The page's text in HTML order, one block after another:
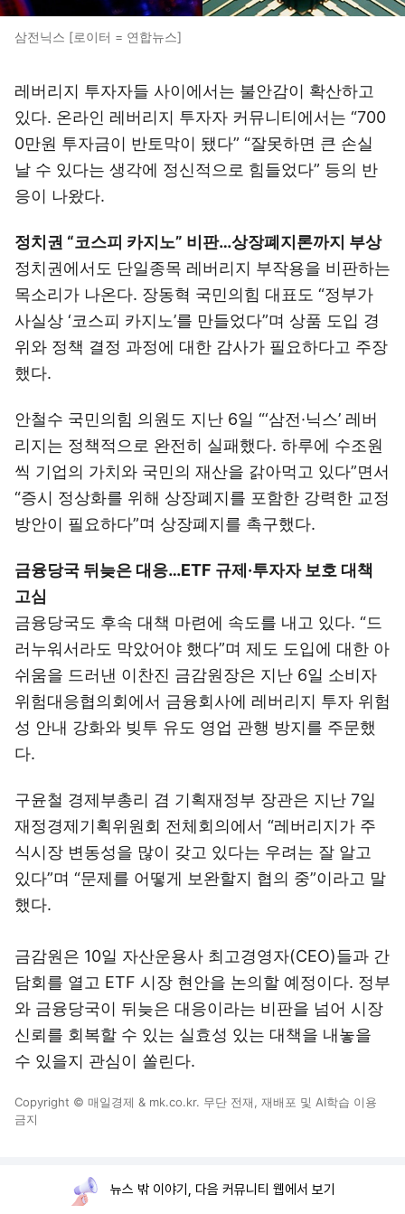
삼전닉스 [로이터 = 연합뉴스]
레버리지 투자자들 사이에서는 불안감이 확산하고
있다. 온라인 레버리지 투자자 커뮤니티에서는 “700
0만원 투자금이 반토막이 됐다” “잘못하면 큰 손실
날 수 있다는 생각에 정신적으로 힘들었다” 등의 반
응이 나왔다.
정치권 “코스피 카지노” 비판…상장폐지론까지 부상
정치권에서도 단일종목 레버리지 부작용을 비판하는
목소리가 나온다. 장동혁 국민의힘 대표도 “정부가
사실상 ‘코스피 카지노’를 만들었다”며 상품 도입 경
위와 정책 결정 과정에 대한 감사가 필요하다고 주장
했다.
안철수 국민의힘 의원도 지난 6일 “‘삼전·닉스’ 레버
리지는 정책적으로 완전히 실패했다. 하루에 수조원
씩 기업의 가치와 국민의 재산을 갉아먹고 있다”면서
“증시 정상화를 위해 상장폐지를 포함한 강력한 교정
방안이 필요하다”며 상장폐지를 촉구했다.
금융당국 뒤늦은 대응…ETF 규제·투자자 보호 대책
고심
금융당국도 후속 대책 마련에 속도를 내고 있다. “드
러누워서라도 막았어야 했다”며 제도 도입에 대한 아
쉬움을 드러낸 이찬진 금감원장은 지난 6일 소비자
위험대응협의회에서 금융회사에 레버리지 투자 위험
성 안내 강화와 빚투 유도 영업 관행 방지를 주문했
다.
구윤철 경제부총리 겸 기획재정부 장관은 지난 7일
재정경제기획위원회 전체회의에서 “레버리지가 주
식시장 변동성을 많이 갖고 있다는 우려는 잘 알고
있다”며 “문제를 어떻게 보완할지 협의 중”이라고 말
했다.
금감원은 10일 자산운용사 최고경영자(CEO)들과 간
담회를 열고 ETF 시장 현안을 논의할 예정이다. 정부
와 금융당국이 뒤늦은 대응이라는 비판을 넘어 시장
신뢰를 회복할 수 있는 실효성 있는 대책을 내놓을
수 있을지 관심이 쏠린다.
Copyright © 매일경제 & mk.co.kr. 무단 전재, 재배포 및 AI학습 이용
금지
뉴스 밖 이야기, 다음 커뮤니티 웹에서 보기